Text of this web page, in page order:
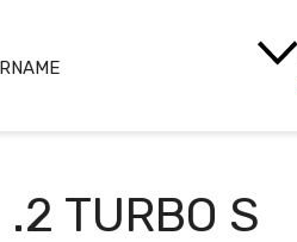
TURBO S